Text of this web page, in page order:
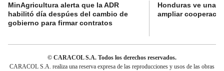
MinAgricultura alerta que la ADR
habilitó día despúes del cambio de
gobierno para firmar contratos
Honduras ve una
ampliar
© CARACOL S.A. Todos los derechos reservados.
CARACOL S.A. realiza una reserva expresa de las reproducciones y usos de las obras